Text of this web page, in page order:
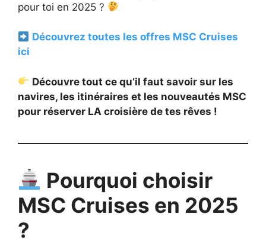
pour toi en 2025 ?
Découvrez toutes les offres MSC Cruises
ici
Découvre tout ce qu’il faut savoir sur les
navires, les itinéraires et les nouveautés MSC
pour réserver LA croisière de tes rêves !
Pourquoi choisir
MSC Cruises en 2025
?